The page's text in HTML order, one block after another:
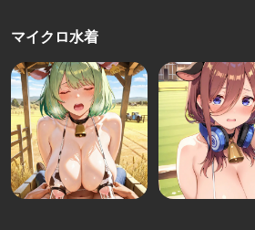
マイクロ水着